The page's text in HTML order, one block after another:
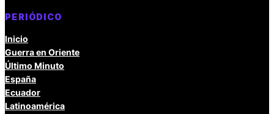
PERIÓDICO
Inicio
Guerra en Oriente
Último Minuto
España
Ecuador
Latinoamérica